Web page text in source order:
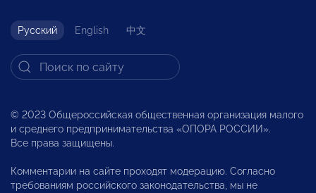
Русский English 中文
© 2023 Общероссийская общественная организация малого
и среднего предпринимательства «ОПОРА РОССИИ».
Все права защищены.
Комментарии на сайте проходят модерацию. Согласно
требованиям российского законодательства, мы не